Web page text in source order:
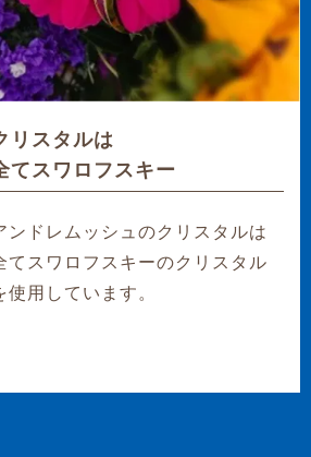
リスタルは
てスワロフスキー
ンドレムッシュのクリスタルは
てスワロフスキーのクリスタル
使用しています。